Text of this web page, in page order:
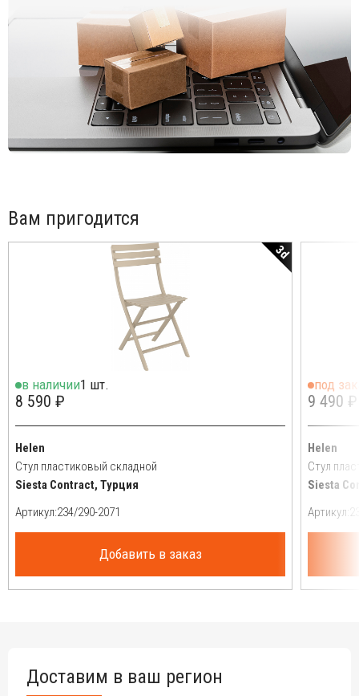
Вам пригодится
3d
в наличии1 шт.
8 590 ₽
Helen
Стул пластиковый складной
Siesta Contract, Турция
Артикул:
Добавить в заказ
под
9 490 ₽
Helen
Стул
Siesta
Артикул:
Доставим в ваш регион